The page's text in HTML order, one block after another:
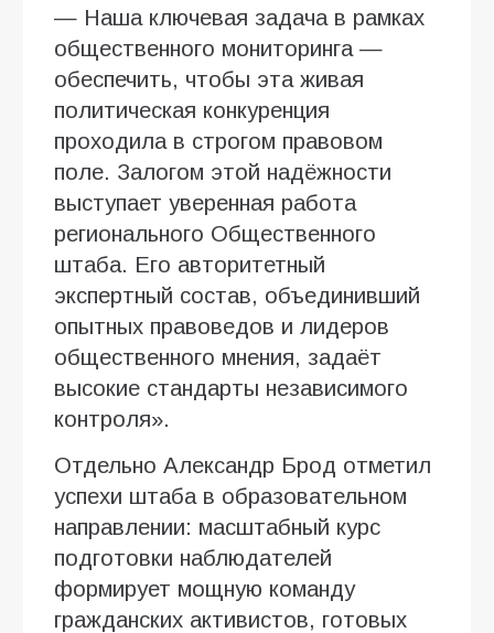
— Наша ключевая задача в рамках
общественного мониторинга —
обеспечить, чтобы эта живая
политическая конкуренция
проходила в строгом правовом
поле. Залогом этой надёжности
выступает уверенная работа
регионального Общественного
штаба. Его авторитетный
экспертный состав, объединивший
опытных правоведов и лидеров
общественного мнения, задаёт
высокие стандарты независимого
контроля».
Отдельно Александр Брод отметил
успехи штаба в образовательном
направлении: масштабный курс
подготовки наблюдателей
формирует мощную команду
гражданских активистов, готовых